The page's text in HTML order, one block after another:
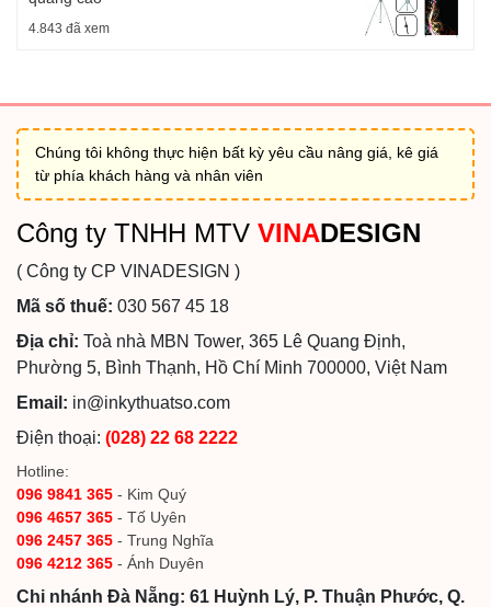
4.843 đã xem
Chúng tôi không thực hiện bất kỳ yêu cầu nâng giá, kê giá
từ phía khách hàng và nhân viên
Công ty TNHH MTV VINADESIGN
( Công ty CP VINADESIGN )
Mã số thuế: 030 567 45 18
Địa chỉ: Toà nhà MBN Tower, 365 Lê Quang Định,
Phường 5, Bình Thạnh, Hồ Chí Minh 700000, Việt Nam
Email: in@inkythuatso.com
Điện thoại: (028) 22 68 2222
Hotline:
096 9841 365 - Kim Quý
096 4657 365 - Tố Uyên
096 2457 365 - Trung Nghĩa
096 4212 365 - Ánh Duyên
Chi nhánh Đà Nẵng: 61 Huỳnh Lý, P. Thuận Phước, Q.